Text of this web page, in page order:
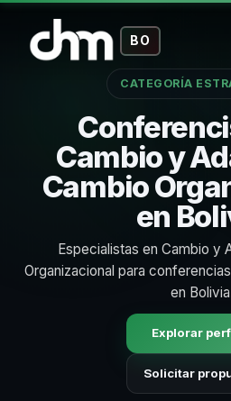
BO
CATEGORÍA
Cambio y
Cambio
en
Especialistas en Cambio y
Organizacional para
en
Explorar
Solicitar